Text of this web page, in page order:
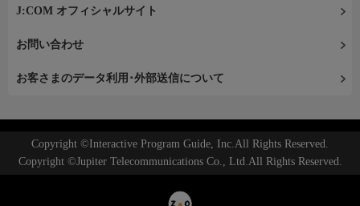
J:COM オフィシャルサイト
お問い合わせ
お客さまのデータ利用･外部送信について
Copyright ©Interactive Program Guide, Inc.All Rights Reserved.
Copyright ©Jupiter Telecommunications Co., Ltd.All Rights Reserved.